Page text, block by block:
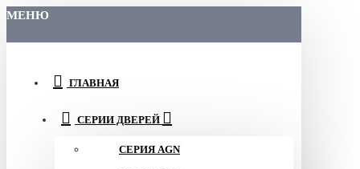
МЕНЮ
ГЛАВНАЯ
СЕРИИ ДВЕРЕЙ
СЕРИЯ AGN